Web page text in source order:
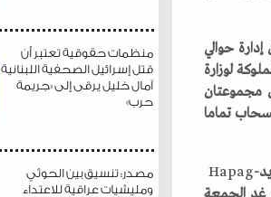
Hapag‭-‬
منظمات حقوقية تعتبر أن
قتل إسرائيل الصحفية اللبنانية
آمال خليل يرقى إلى «جريمة
حرب»
مصدر: تنسيق بين الحوثي
ومليشيات عراقية للاعتداء